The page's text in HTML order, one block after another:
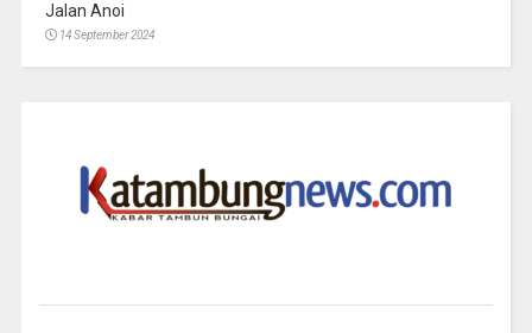
Jalan Anoi
14 September 2024